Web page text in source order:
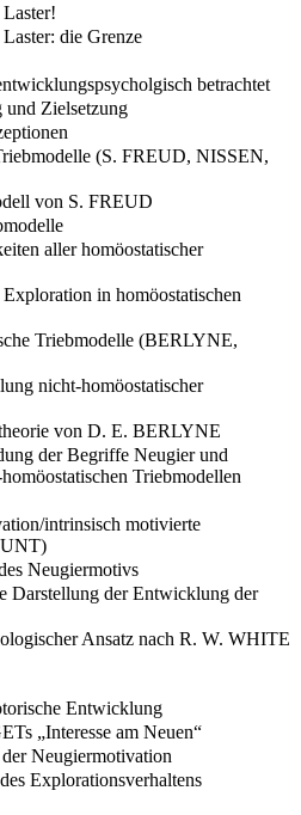
die Grenze
betrachtet
und Zielsetzung
(S. FREUD, NISSEN,
von S. FREUD
aller homöostatischer
in homöostatischen
Triebmodelle (BERLYNE,
nicht-homöostatischer
von D. E. BERLYNE
der Begriffe Neugier und
Triebmodellen
intrinsisch motivierte
Neugiermotivs
Darstellung der Entwicklung der
Ansatz nach R. W. WHITE
Entwicklung
„Interesse am Neuen“
Neugiermotivation
Explorationsverhaltens